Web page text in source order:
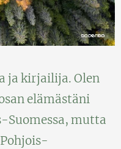
ja kirjailija. Olen
elämästäni
Suomessa, mutta